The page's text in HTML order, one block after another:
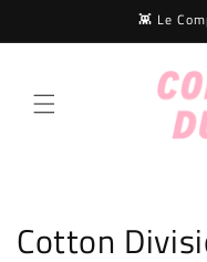
au
👾 Le
C
Cotton